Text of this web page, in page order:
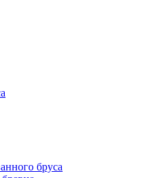
бруса